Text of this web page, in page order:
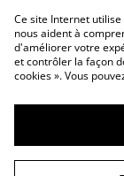
©2026Stitch
Ce site Internet
nous aident à
d'améliorer votre
et contrôler la façon
cookies ». Vous